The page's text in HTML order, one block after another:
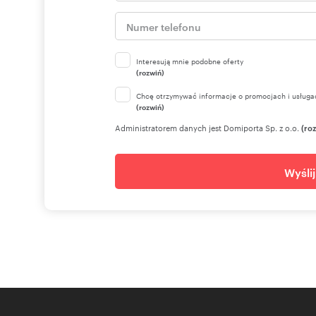
Interesują mnie podobne oferty
(rozwiń)
Chcę otrzymywać informacje o promocjach i
(rozwiń)
Administratorem danych jest Domiporta Sp. z o.o.